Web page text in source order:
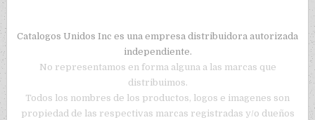
Catalogos Unidos Inc es una empresa distribuidora autorizada
independiente.
No representamos en forma alguna a las marcas que
distribuimos.
Todos los nombres de los productos, logos e imagenes son
propiedad de las respectivas marcas registradas y/o dueños